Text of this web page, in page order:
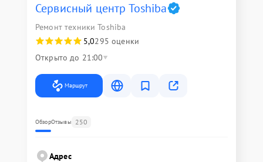
Сервисный центр Toshiba
Ремонт техники Toshiba
5,0295 оценки
Открыто до 21:00
Маршрут
ОбзорОтзывы 250
Адрес